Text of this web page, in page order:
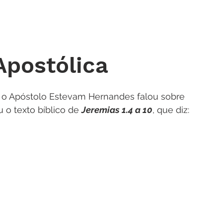
Apóstolo Estevam Hernandes falou sobre
o texto bíblico de Jeremias 1.4 a 10, que diz: